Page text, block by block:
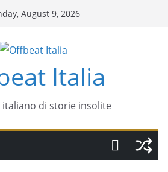
August 9, 2026
Italia
italiano di storie insolite